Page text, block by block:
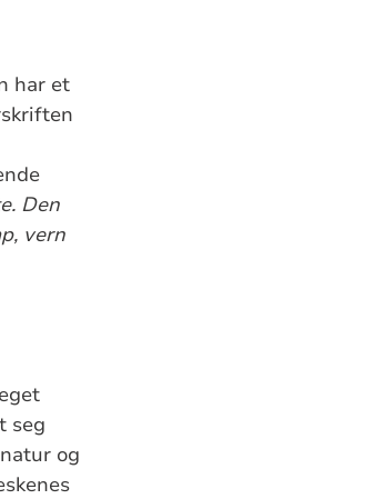
har et
Den
vern
seg
og